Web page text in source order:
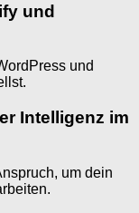
und
und
Intelligenz im
um dein